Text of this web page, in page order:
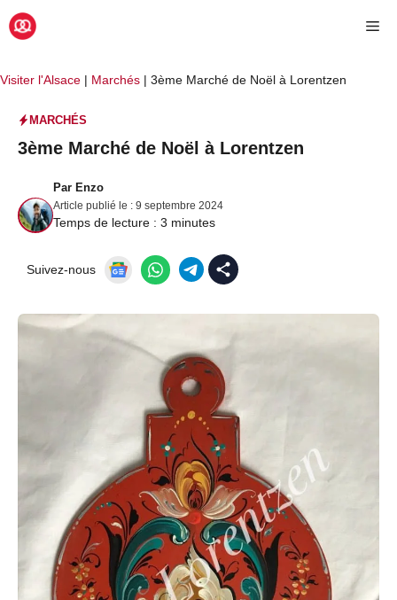
Aller
au
Visiter l'Alsace | Marchés | 3ème Marché de Noël à Lorentzen
MARCHÉS
3ème Marché de Noël à Lorentzen
Par Enzo
Article publié le : 9 septembre 2024
Temps de lecture : 3 minutes
Suivez-nous